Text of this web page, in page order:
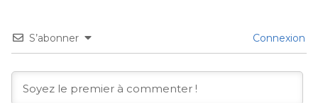
S’abonner Connexion